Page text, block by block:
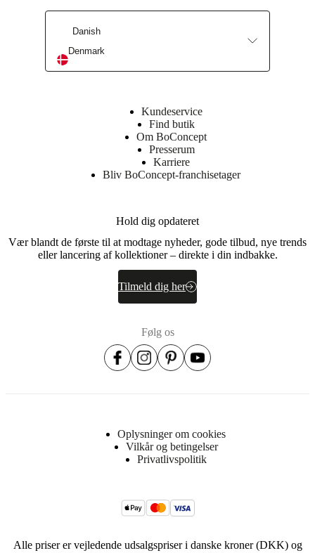
Danish
Denmark
Kundeservice
Find butik
Om BoConcept
Presserum
Karriere
Bliv BoConcept-franchisetager
Hold dig opdateret
Vær blandt de første til at modtage nyheder, gode tilbud, nye trends
eller lancering af kollektioner – direkte i din indbakke.
Tilmeld dig her
Følg os
Oplysninger om cookies
Vilkår og betingelser
Privatlivspolitik
Alle priser er vejledende udsalgspriser i danske kroner (DKK) og